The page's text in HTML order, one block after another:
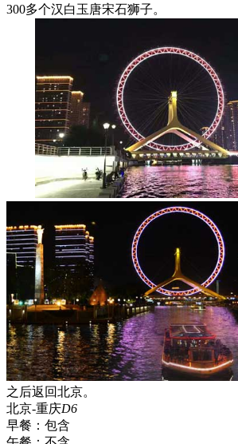
300多个汉白玉唐宋石狮子。
之后返回北京。
北京-重庆D6
早餐： 包含